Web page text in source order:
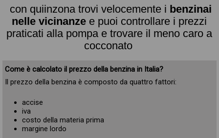
con quiinzona trovi velocemente i benzinai
nelle vicinanze e puoi controllare i prezzi
praticati alla pompa e trovare il meno caro a
cocconato
Come è calcolato il prezzo della benzina in Italia?
Il prezzo della benzina è composto da quattro fattori:
accise
iva
costo della materia prima
margine lordo